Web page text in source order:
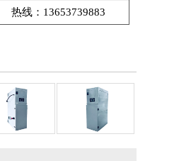
热线：13653739883